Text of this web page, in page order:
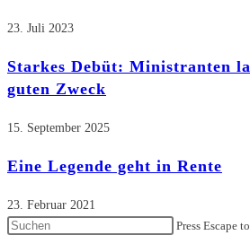
23. Juli 2023
Starkes Debüt: Ministranten
guten Zweck​
15. September 2025
Eine Legende geht in Rente
23. Februar 2021
Press Escape